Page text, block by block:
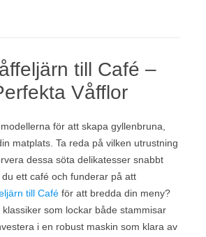
till Café –
Våfflor
för att skapa gyllenbruna,
matplats. Ta reda på vilken utrustning
dessa söta delikatesser snabbt
ett café och funderar på att
till Café för att bredda din meny?
som lockar både stammisar
i en robust maskin som klara av